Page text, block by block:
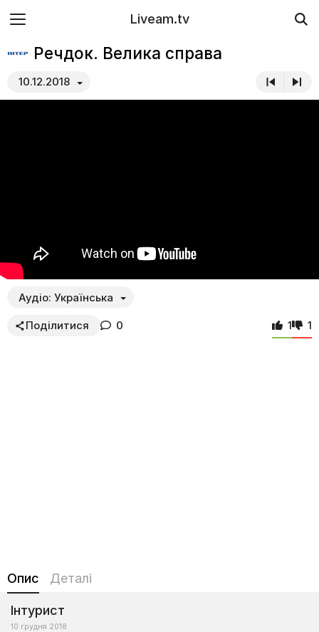
Liveam.tv
Речдок. Велика справа
10.12.2018
Аудіо: Українська
Поділитися 0 1 1
Опис Деталі
Інтурист
10 грудня 2018